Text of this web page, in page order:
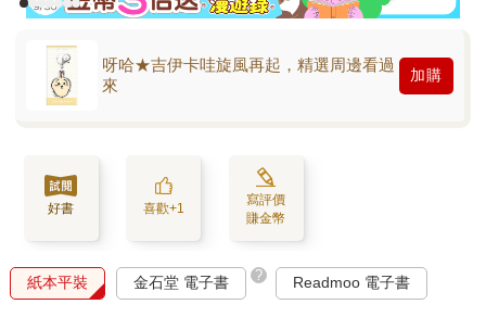
呀哈★吉伊卡哇旋風再起，精選周邊看過
來
加購
好書 喜歡+1
寫評價
賺金幣
紙本平裝 金石堂 電子書 ? Readmoo 電子書